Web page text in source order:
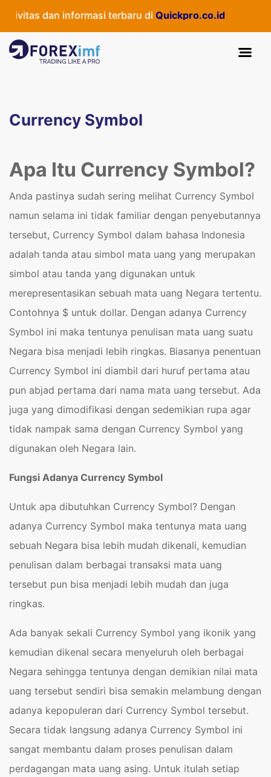
dan informasi terbaru diQuickpro.co.id
Currency Symbol
Apa Itu Currency Symbol?
Anda pastinya sudah sering melihat Currency Symbol
namun selama ini tidak familiar dengan penyebutannya
tersebut, Currency Symbol dalam bahasa Indonesia
adalah tanda atau simbol mata uang yang merupakan
simbol atau tanda yang digunakan untuk
merepresentasikan sebuah mata uang Negara tertentu.
Contohnya $ untuk dollar. Dengan adanya Currency
Symbol ini maka tentunya penulisan mata uang suatu
Negara bisa menjadi lebih ringkas. Biasanya penentuan
Currency Symbol ini diambil dari huruf pertama atau
pun abjad pertama dari nama mata uang tersebut. Ada
juga yang dimodifikasi dengan sedemikian rupa agar
tidak nampak sama dengan Currency Symbol yang
digunakan oleh Negara lain.
Fungsi Adanya Currency Symbol
Untuk apa dibutuhkan Currency Symbol? Dengan
adanya Currency Symbol maka tentunya mata uang
sebuah Negara bisa lebih mudah dikenali, kemudian
penulisan dalam berbagai transaksi mata uang
tersebut pun bisa menjadi lebih mudah dan juga
ringkas.
Ada banyak sekali Currency Symbol yang ikonik yang
kemudian dikenal secara menyeluruh oleh berbagai
Negara sehingga tentunya dengan demikian nilai mata
uang tersebut sendiri bisa semakin melambung dengan
adanya kepopuleran dari Currency Symbol tersebut.
Secara tidak langsung adanya Currency Symbol ini
sangat membantu dalam proses penulisan dalam
perdagangan mata uang asing. Untuk itulah setiap